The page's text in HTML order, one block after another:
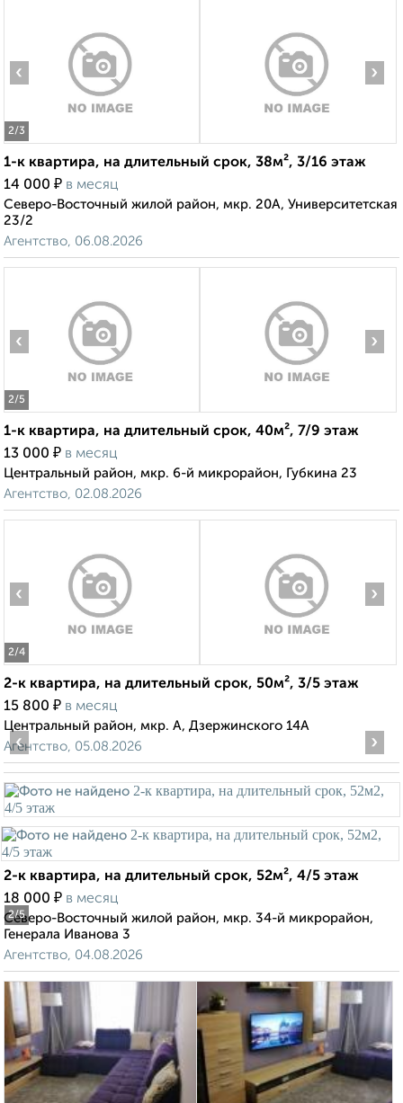
2/3
‹ ›
1-к квартира, на длительный срок, 38м², 3/16 этаж
14 000 ₽ в месяц
Северо-Восточный жилой район, мкр. 20А, Университетская
23/2
Агентство, 06.08.2026
2/5
‹ ›
1-к квартира, на длительный срок, 40м², 7/9 этаж
13 000 ₽ в месяц
Центральный район, мкр. 6-й микрорайон, Губкина 23
Агентство, 02.08.2026
2/4
‹ ›
2-к квартира, на длительный срок, 50м², 3/5 этаж
15 800 ₽ в месяц
Центральный район, мкр. А, Дзержинского 14А
Агентство, 05.08.2026
2/5
‹ ›
2-к квартира, на длительный срок, 52м², 4/5 этаж
18 000 ₽ в месяц
Северо-Восточный жилой район, мкр. 34-й микрорайон,
Генерала Иванова 3
Агентство, 04.08.2026